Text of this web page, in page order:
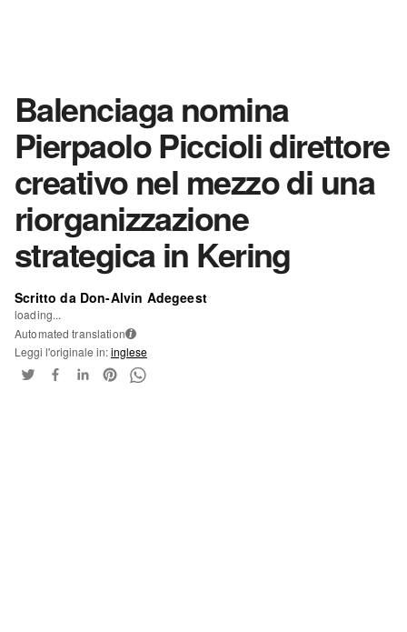
Balenciaga nomina
Pierpaolo Piccioli direttore
creativo nel mezzo di una
riorganizzazione
strategica in Kering
Scritto da Don-Alvin Adegeest
loading...
Automated translation i
Leggi l'originale in:inglese